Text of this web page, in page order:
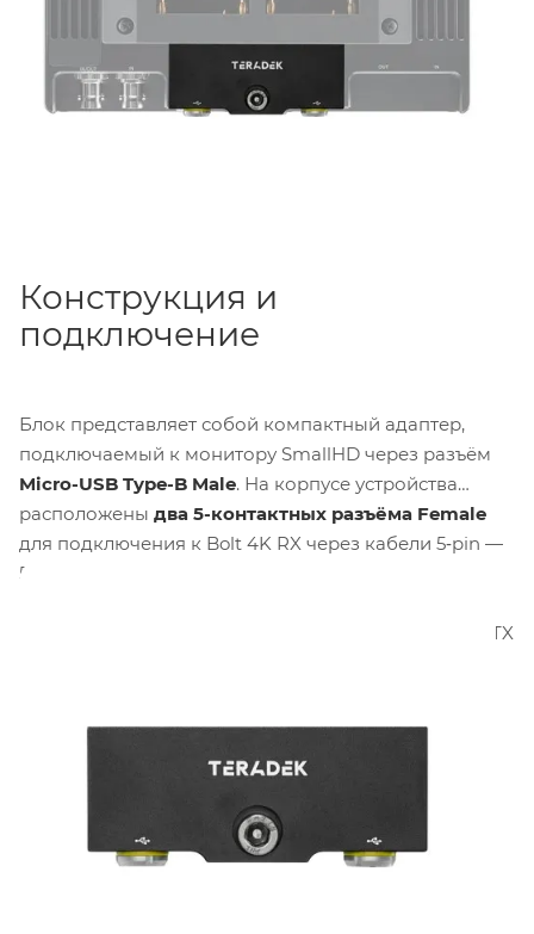
Конструкция и
подключение
Блок представляет собой компактный адаптер,
подключаемый к монитору SmallHD через разъём
Micro-USB Type-B Male. На корпусе устройства
расположены два 5-контактных разъёма Female
для подключения к Bolt 4K RX через кабели 5‑pin —
5‑pin. Для крепления адаптера к монитору
поставки. Для установки на передатчик Bolt 4K LT TX